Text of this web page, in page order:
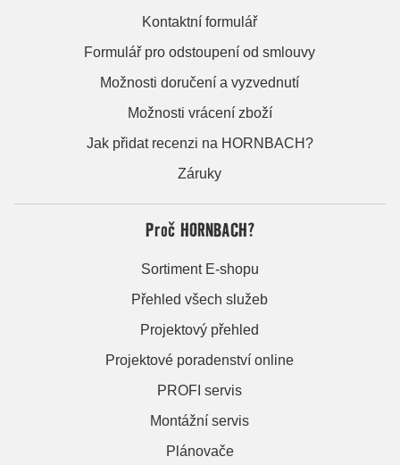
Kontaktní formulář
Formulář pro odstoupení od smlouvy
Možnosti doručení a vyzvednutí
Možnosti vrácení zboží
Jak přidat recenzi na HORNBACH?
Záruky
Proč HORNBACH?
Sortiment E-shopu
Přehled všech služeb
Projektový přehled
Projektové poradenství online
PROFI servis
Montážní servis
Plánovače